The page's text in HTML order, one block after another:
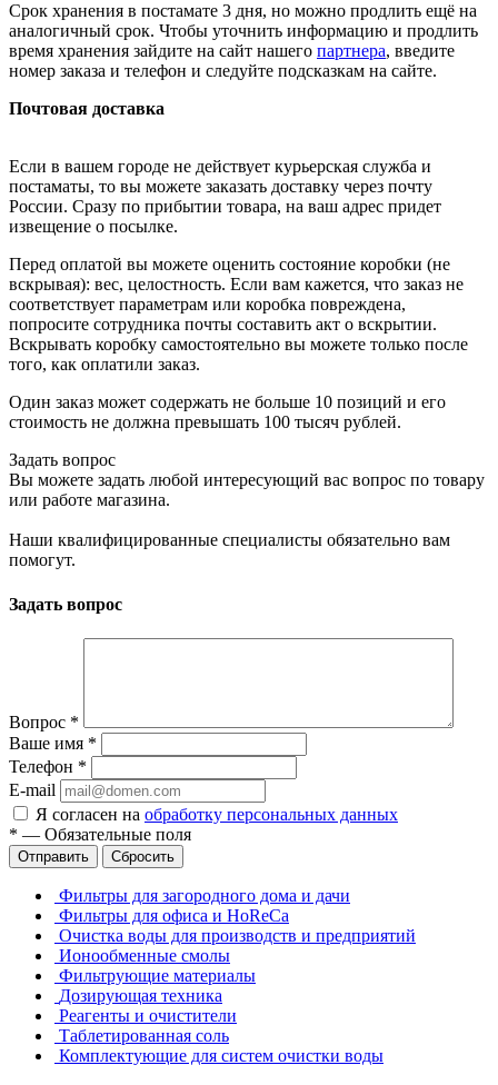
Срок хранения в постамате 3 дня, но можно продлить ещё на
аналогичный срок. Чтобы уточнить информацию и продлить
время хранения зайдите на сайт нашего партнера, введите
номер заказа и телефон и следуйте подсказкам на сайте.
Почтовая доставка
Если в вашем городе не действует курьерская служба и
постаматы, то вы можете заказать доставку через почту
России. Сразу по прибытии товара, на ваш адрес придет
извещение о посылке.
Перед оплатой вы можете оценить состояние коробки (не
вскрывая): вес, целостность. Если вам кажется, что заказ не
соответствует параметрам или коробка повреждена,
попросите сотрудника почты составить акт о вскрытии.
Вскрывать коробку самостоятельно вы можете только после
того, как оплатили заказ.
Один заказ может содержать не больше 10 позиций и его
стоимость не должна превышать 100 тысяч рублей.
Задать вопрос
Вы можете задать любой интересующий вас вопрос по товару
или работе магазина.
Наши квалифицированные специалисты обязательно вам
помогут.
Задать вопрос
Вопрос *
Ваше имя *
Телефон *
E-mail
Я согласен на обработку персональных данных
* — Обязательные поля
Отправить Сбросить
Фильтры для загородного дома и дачи
Фильтры для офиса и HoReCa
Очистка воды для производств и предприятий
Ионообменные смолы
Фильтрующие материалы
Дозирующая техника
Реагенты и очистители
Таблетированная соль
Комплектующие для систем очистки воды